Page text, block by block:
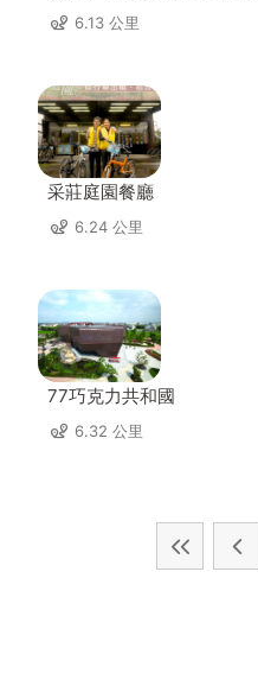
6.13 公里
采莊庭園餐廳
6.24 公里
77巧克力共和國
6.32 公里